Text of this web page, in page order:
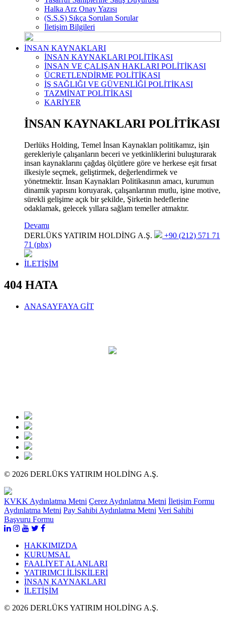
Halka Arz Onay Yazısı
(S.S.S) Sıkça Sorulan Sorular
İletişim Bilgileri
İNSAN KAYNAKLARI
İNSAN KAYNAKLARI POLİTİKASI
İNSAN VE ÇALIŞAN HAKLARI POLİTİKASI
ÜCRETLENDİRME POLİTİKASI
İŞ SAĞLIĞI VE GÜVENLİĞİ POLİTİKASI
TAZMİNAT POLİTİKASI
KARİYER
İNSAN KAYNAKLARI POLİTİKASI
Derlüks Holding, Temel İnsan Kaynakları politikamız, işin
gerekleriyle çalışanların beceri ve yetkinliklerini buluşturarak
insan kaynaklarını çağdaş ölçütlere göre ve herkese eşit fırsat
ilkesiyle seçmek, geliştirmek, değerlendirmek ve
yönetmektir. İnsan Kaynakları Politikasının amacı, kurumun
dinamik yapısını koruyarak, çalışanlarının mutlu, işine motive,
sürekli gelişime açık bir şekilde, Şirketin hedeflerine
odaklamak, gelecek yıllara sağlam temeller atmaktır.
Devamı
DERLÜKS YATIRIM HOLDİNG A.Ş.
+90 (212) 571 71
71 (pbx)
İLETİŞİM
404 HATA
ANASAYFAYA GİT
© 2026 DERLÜKS YATIRIM HOLDİNG A.Ş.
KVKK Aydınlatma Metni Çerez Aydınlatma Metni İletişim Formu
Aydınlatma Metni Pay Sahibi Aydınlatma Metni Veri Sahibi
Başvuru Formu
HAKKIMIZDA
KURUMSAL
FAALİYET ALANLARI
YATIRIMCI İLİŞKİLERİ
İNSAN KAYNAKLARI
İLETİŞİM
© 2026 DERLÜKS YATIRIM HOLDİNG A.Ş.